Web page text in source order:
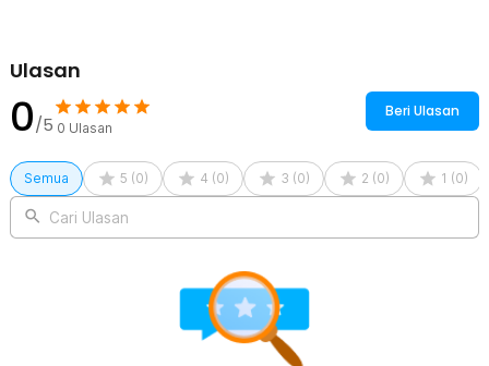
Ulasan
0/5 0 Ulasan
Beri Ulasan
Semua 5 (0) 4 (0) 3 (0) 2 (0) 1 (0)
Cari Ulasan